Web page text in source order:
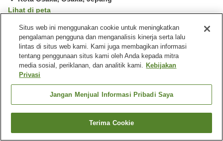
Lihat di peta
Sangat baik Ulasan:355
Fasilitas properti
Lima menit berjalan kaki ke
stasiun
Restoran
Beranda Jepang Osaka Kota Osaka New Osaka Hotel
Cari kamar
Situs web ini menggunakan cookie untuk meningkatkan
pengalaman pengguna dan menganalisis kinerja serta lalu
lintas di situs web kami. Kami juga membagikan informasi
tentang penggunaan situs kami oleh Anda kepada mitra
media sosial, periklanan, dan analitik kami. Kebijakan
Privasi
Jangan Menjual Informasi Pribadi Saya
Terima Cookie